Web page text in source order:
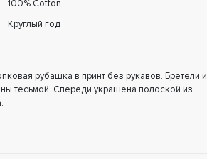
100% Cotton
Круглый год
рубашка в принт без рукавов. Бретели и
тесьмой. Спереди украшена полоской из